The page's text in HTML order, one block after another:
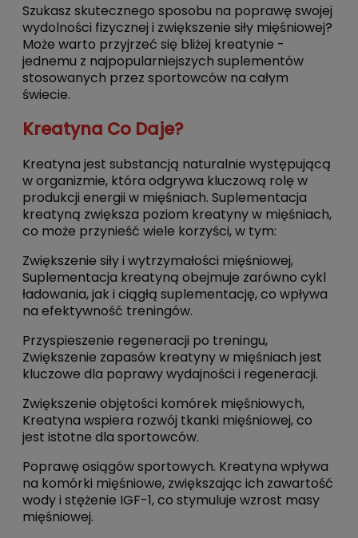
Szukasz skutecznego sposobu na poprawę swojej
wydolności fizycznej i zwiększenie siły mięśniowej?
Może warto przyjrzeć się bliżej kreatynie -
jednemu z najpopularniejszych suplementów
stosowanych przez sportowców na całym
świecie.
Kreatyna Co Daje?
Kreatyna jest substancją naturalnie występującą
w organizmie, która odgrywa kluczową rolę w
produkcji energii w mięśniach. Suplementacja
kreatyną zwiększa poziom kreatyny w mięśniach,
co może przynieść wiele korzyści, w tym:
Zwiększenie siły i wytrzymałości mięśniowej,
Suplementacja kreatyną obejmuje zarówno cykl
ładowania, jak i ciągłą suplementację, co wpływa
na efektywność treningów.
Przyspieszenie regeneracji po treningu,
Zwiększenie zapasów kreatyny w mięśniach jest
kluczowe dla poprawy wydajności i regeneracji.
Zwiększenie objętości komórek mięśniowych,
Kreatyna wspiera rozwój tkanki mięśniowej, co
jest istotne dla sportowców.
Poprawę osiągów sportowych. Kreatyna wpływa
na komórki mięśniowe, zwiększając ich zawartość
wody i stężenie IGF-1, co stymuluje wzrost masy
mięśniowej.